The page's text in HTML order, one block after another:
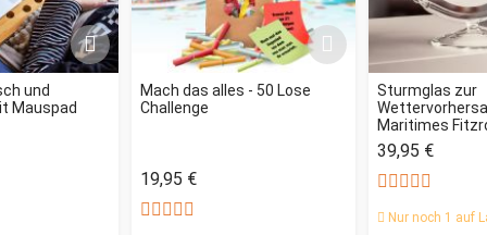
und
Mauspad
Mach das alles - 50 Lose
Challenge
19,95 €
Sturmglas zur
Maritimes
39,95 €
Nur noch 1 auf